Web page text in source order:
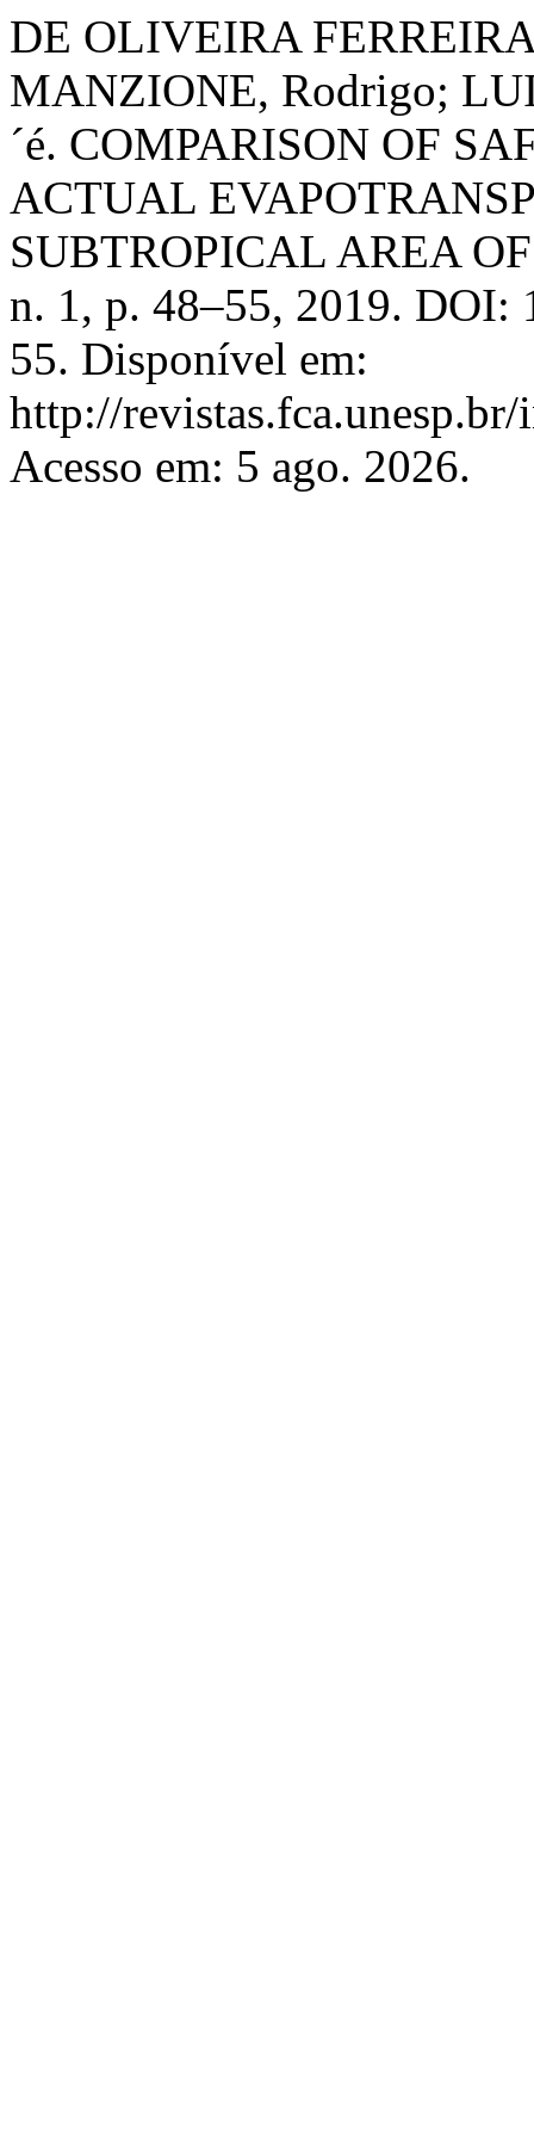
DE OLIVEIRA
MANZIONE, Rodrigo;
´é. COMPARISON OF
ACTUAL
SUBTROPICAL AREA
n. 1, p. 48–55, 2019. DOI:
55. Disponível em:
http://
Acesso em: 5 ago. 2026.